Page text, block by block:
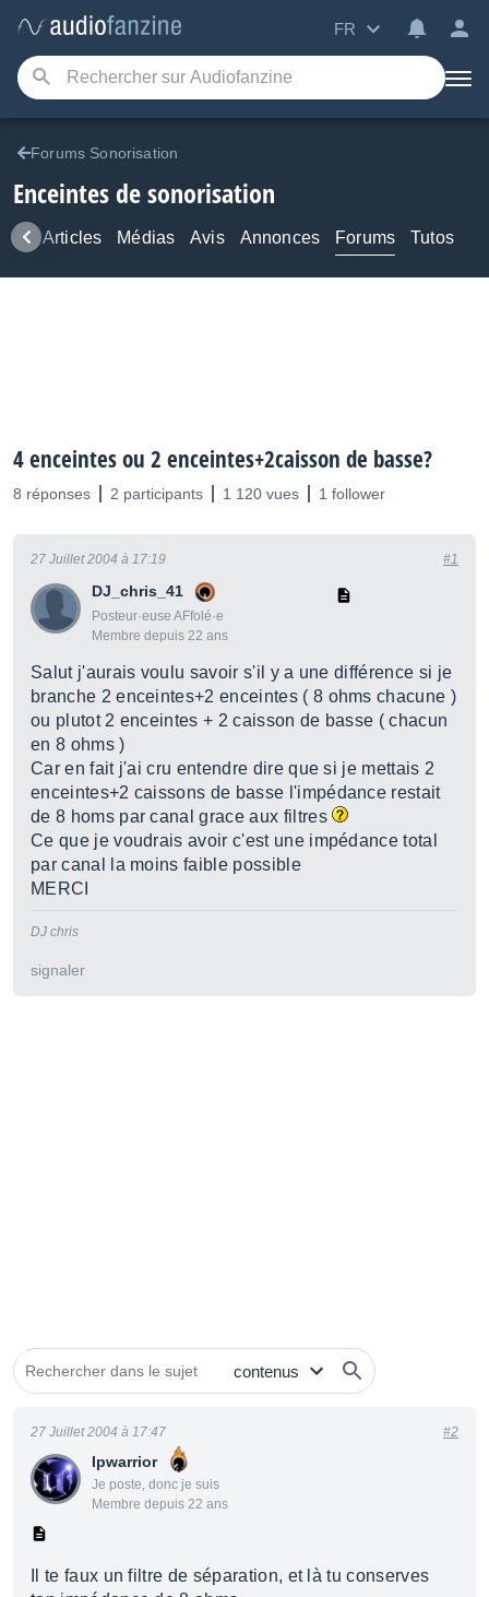
FR
Forums Sonorisation
Enceintes de sonorisation
Articles Médias Avis Annonces Forums Tutos
4 enceintes ou 2 enceintes+2caisson de basse?
8 réponses 2 participants 1 120 vues 1 follower
DJ_chris_41
Posteur·euse AFfolé·e
Membre depuis 22 ans
27 Juillet 2004 à 17:19 #1
Salut j'aurais voulu savoir s'il y a une différence si je
branche 2 enceintes+2 enceintes ( 8 ohms chacune )
ou plutot 2 enceintes + 2 caisson de basse ( chacun
en 8 ohms )
Car en fait j'ai cru entendre dire que si je mettais 2
enceintes+2 caissons de basse l'impédance restait
de 8 homs par canal grace aux filtres
Ce que je voudrais avoir c'est une impédance total
par canal la moins faible possible
MERCI
DJ chris
signaler
Ipwarrior
Je poste, donc je suis
Membre depuis 22 ans
27 Juillet 2004 à 17:47 #2
Il te faux un filtre de séparation, et là tu conserves